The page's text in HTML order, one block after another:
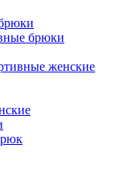
брюки
женские